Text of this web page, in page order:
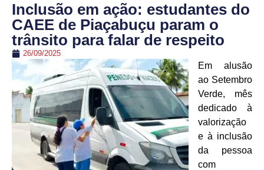
Inclusão em ação: estudantes do
CAEE de Piaçabuçu param o
trânsito para falar de respeito
26/09/2025
Em alusão
ao Setembro
Verde, mês
dedicado à
valorização
e à inclusão
da pessoa
com